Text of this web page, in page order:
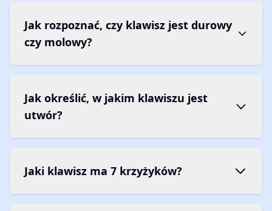
Jak rozpoznać, czy klawisz jest durowy
czy molowy?
Jak określić, w jakim klawiszu jest
utwór?
Jaki klawisz ma 7 krzyżyków?